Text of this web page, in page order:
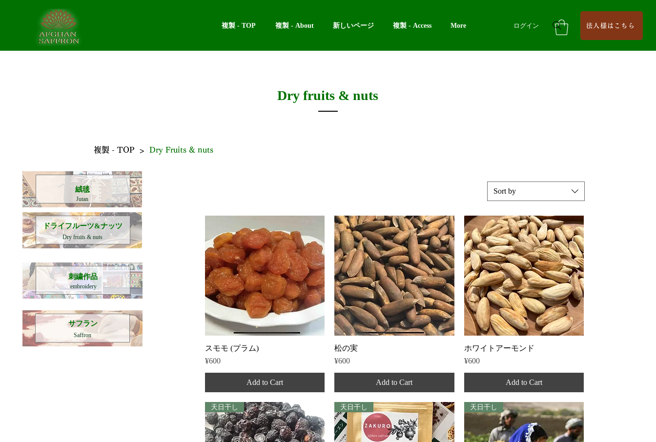
ログイン
複製 - TOP 複製 - About 新しいページ 複製 - Access More 法人様はこちら
Dry fruits & nuts
複製 - TOP > Dry Fruits & nuts
​絨毯
Jutan
​ドライフルーツ&ナッツ
Dry fruits & nuts
刺繍作品
embroidery
​サフラン
Saffron
Sort by
Quick View
スモモ (プラム)
Price
¥600
Add to Cart
松の実
Price
¥600
Add to Cart
Quick View
ホワイトアーモンド
Price
¥600
Add to Cart
天日干し 天日干し 天日干し